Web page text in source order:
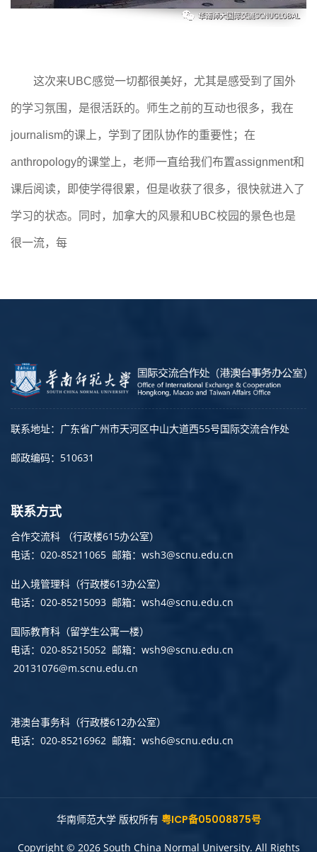
这次来UBC感觉一切都很美好，尤其是感受到了国外
的学习氛围，是很活跃的。师生之前的互动也很多，我在
journalism的课上，学到了团队协作的重要性；在
anthropology的课堂上，老师一直给我们布置assignment和
课后阅读，即使学得很累，但是收获了很多，很快就进入了
学习的状态。同时，加拿大的风景和UBC校园的景色也是
很一流，每
联系地址：广东省广州市天河区中山大道西55号国际交流合作处
邮政编码：510631
联系方式
合作交流科 （行政楼615办公室）
电话：020-85211065 邮箱：wsh3@scnu.edu.cn
出入境管理科 （行政楼613办公室）
电话：020-85215093 邮箱：wsh4@scnu.edu.cn
国际教育科（留学生公寓一楼）
电话：020-85215052 邮箱：wsh9@scnu.edu.cn
20131076@m.scnu.edu.cn
港澳台事务科 （行政楼612办公室）
电话：020-85216962 邮箱：wsh6@scnu.edu.cn
华南师范大学 版权所有 粤ICP备05008875号
Copyright © 2026 South China Normal University. All Rights